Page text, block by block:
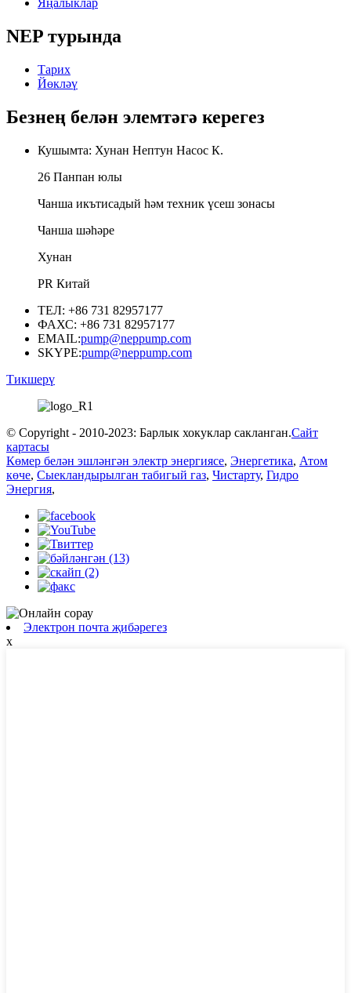
Яңалыклар
NEP турында
Тарих
Йөкләү
Безнең белән элемтәгә керегез
Кушымта: Хунан Нептун Насос К.
26 Панпан юлы
Чанша икътисадый һәм техник үсеш зонасы
Чанша шәһәре
Хунан
PR Китай
ТЕЛ: +86 731 82957177
ФАХС: +86 731 82957177
EMAIL:pump@neppump.com
SKYPE:pump@neppump.com
Тикшерү
© Copyright - 2010-2023: Барлык хокуклар сакланган.Сайт
картасы
Көмер белән эшләнгән электр энергиясе, Энергетика, Атом
көче, Сыекландырылган табигый газ, Чистарту, Гидро
Энергия,
Электрон почта җибәрегез
x